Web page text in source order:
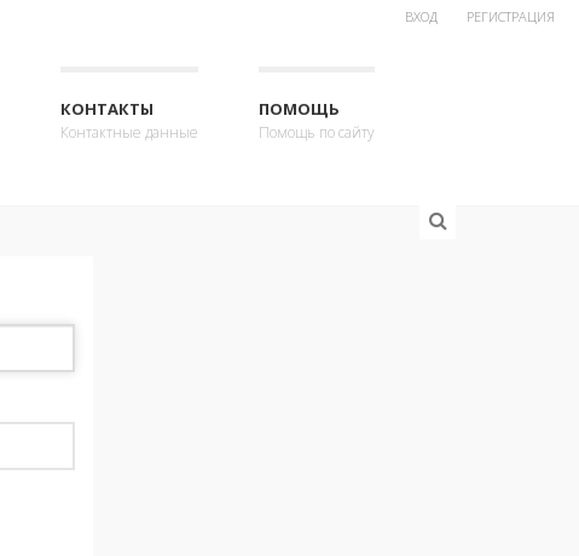
ВХОД РЕГИСТРАЦИЯ
КОНТАКТЫ
Контактные данные
ПОМОЩЬ
Помощь по сайту